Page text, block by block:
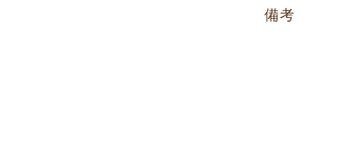
備考